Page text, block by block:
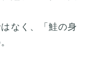
なく、「鮭の身